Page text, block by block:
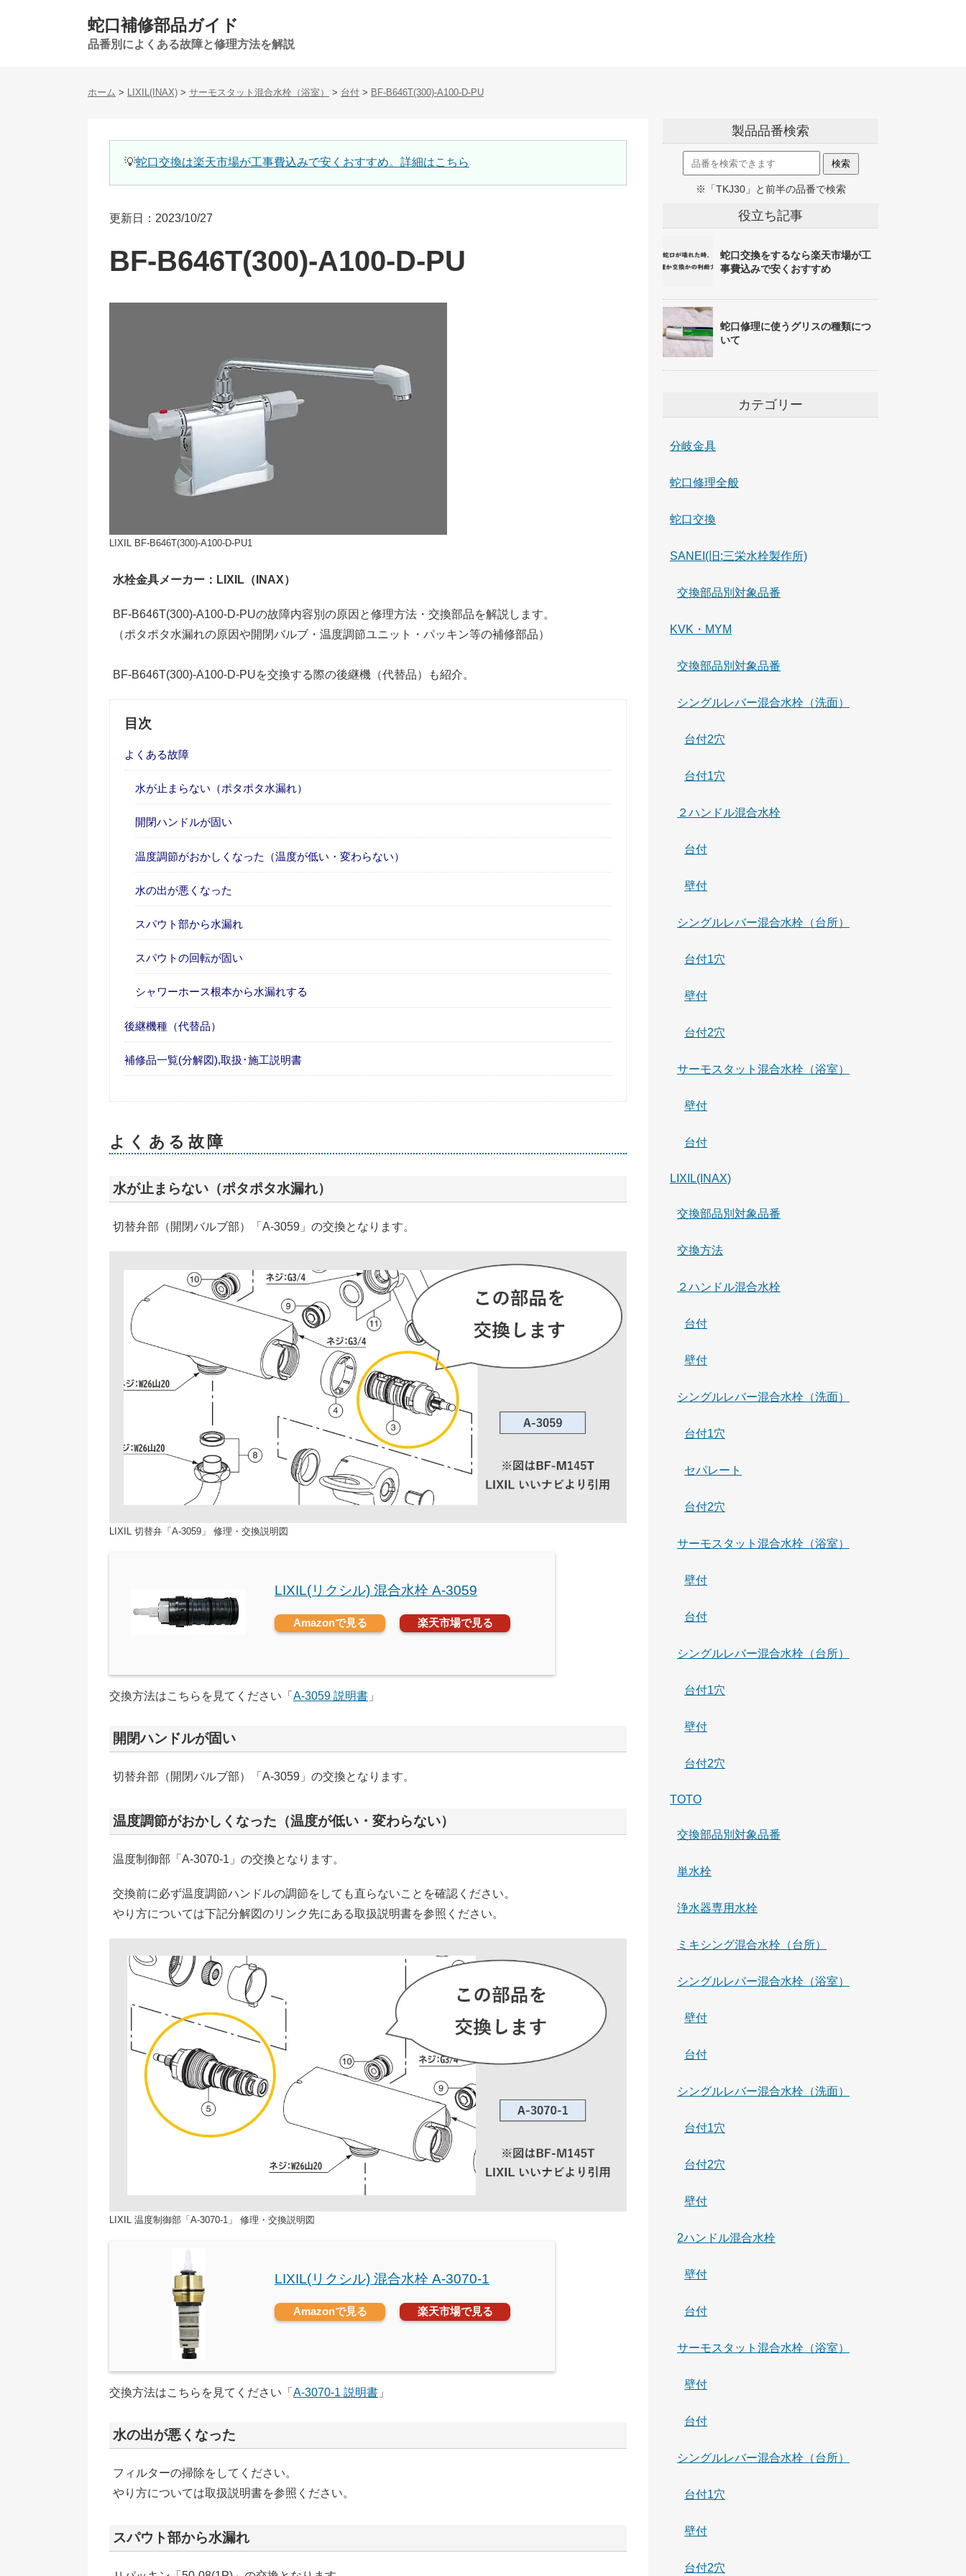
蛇口補修部品ガイド
品番別によくある故障と修理方法を解説
ホーム > LIXIL(INAX) > サーモスタット混合水栓（浴室） > 台付 > BF-B646T(300)-A100-D-PU
💡蛇口交換は楽天市場が工事費込みで安くおすすめ。詳細はこちら
更新日：2023/10/27
BF-B646T(300)-A100-D-PU
LIXIL BF-B646T(300)-A100-D-PU1
水栓金具メーカー：LIXIL（INAX）
BF-B646T(300)-A100-D-PUの故障内容別の原因と修理方法・交換部品を解説します。
（ポタポタ水漏れの原因や開閉バルブ・温度調節ユニット・パッキン等の補修部品）
BF-B646T(300)-A100-D-PUを交換する際の後継機（代替品）も紹介。
目次
よくある故障
水が止まらない（ポタポタ水漏れ）
開閉ハンドルが固い
温度調節がおかしくなった（温度が低い・変わらない）
水の出が悪くなった
スパウト部から水漏れ
スパウトの回転が固い
シャワーホース根本から水漏れする
後継機種（代替品）
補修品一覧(分解図),取扱･施工説明書
よくある故障
水が止まらない（ポタポタ水漏れ）
切替弁部（開閉バルブ部）「A-3059」の交換となります。
LIXIL 切替弁「A-3059」 修理・交換説明図
LIXIL(リクシル) 混合水栓 A-3059
Amazonで見る 楽天市場で見る
交換方法はこちらを見てください「 A-3059 説明書 」
開閉ハンドルが固い
切替弁部（開閉バルブ部）「A-3059」の交換となります。
温度調節がおかしくなった（温度が低い・変わらない）
温度制御部「A-3070-1」の交換となります。
交換前に必ず温度調節ハンドルの調節をしても直らないことを確認ください。
やり方については下記分解図のリンク先にある取扱説明書を参照ください。
LIXIL 温度制御部「A-3070-1」 修理・交換説明図
LIXIL(リクシル) 混合水栓 A-3070-1
Amazonで見る 楽天市場で見る
交換方法はこちらを見てください「 A-3070-1 説明書 」
水の出が悪くなった
フィルターの掃除をしてください。
やり方については取扱説明書を参照ください。
スパウト部から水漏れ
製品品番検索
※「TKJ30」と前半の品番で検索
役立ち記事
蛇口交換をするなら楽天市場が工
事費込みで安くおすすめ
蛇口修理に使うグリスの種類につ
いて
カテゴリー
分岐金具
蛇口修理全般
蛇口交換
SANEI(旧:三栄水栓製作所)
交換部品別対象品番
KVK・MYM
交換部品別対象品番
シングルレバー混合水栓（洗面）
台付2穴
台付1穴
２ハンドル混合水栓
台付
壁付
シングルレバー混合水栓（台所）
台付1穴
壁付
台付2穴
サーモスタット混合水栓（浴室）
壁付
台付
LIXIL(INAX)
交換部品別対象品番
交換方法
２ハンドル混合水栓
台付
壁付
シングルレバー混合水栓（洗面）
台付1穴
セパレート
台付2穴
サーモスタット混合水栓（浴室）
壁付
台付
シングルレバー混合水栓（台所）
台付1穴
壁付
台付2穴
TOTO
交換部品別対象品番
単水栓
浄水器専用水栓
ミキシング混合水栓（台所）
シングルレバー混合水栓（浴室）
壁付
台付
シングルレバー混合水栓（洗面）
台付1穴
台付2穴
壁付
2ハンドル混合水栓
壁付
台付
サーモスタット混合水栓（浴室）
壁付
台付
シングルレバー混合水栓（台所）
台付1穴
壁付
台付2穴